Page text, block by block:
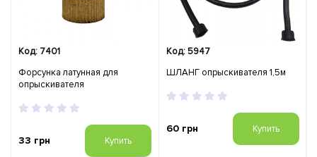
Код: 7401
Форсунка латунная для
опрыскивателя
33 грн Купить
Код: 5947
ШЛАНГ опрыскивателя 1,5м
60 грн Купить